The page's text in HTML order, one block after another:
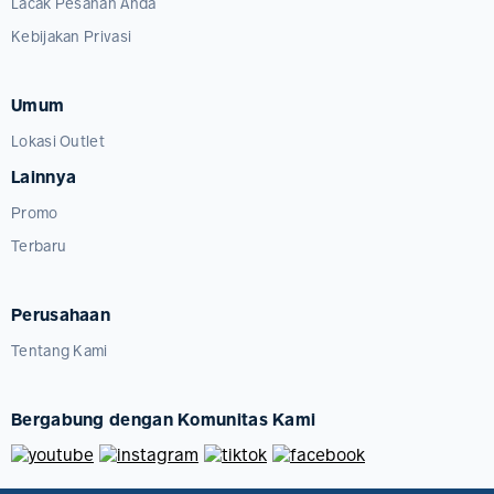
Kebijakan Privasi
Umum
Lokasi Outlet
Lainnya
Promo
Terbaru
Perusahaan
Tentang Kami
Bergabung dengan Komunitas Kami